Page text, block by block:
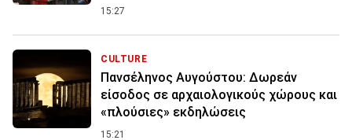
15:27
CULTURE
Πανσέληνος Αυγούστου: Δωρεάν
είσοδος σε αρχαιολογικούς χώρους και
«πλούσιες» εκδηλώσεις
15:21